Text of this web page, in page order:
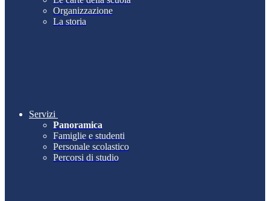
Organizzazione
La storia
Servizi
Panoramica
Famiglie e studenti
Personale scolastico
Percorsi di studio